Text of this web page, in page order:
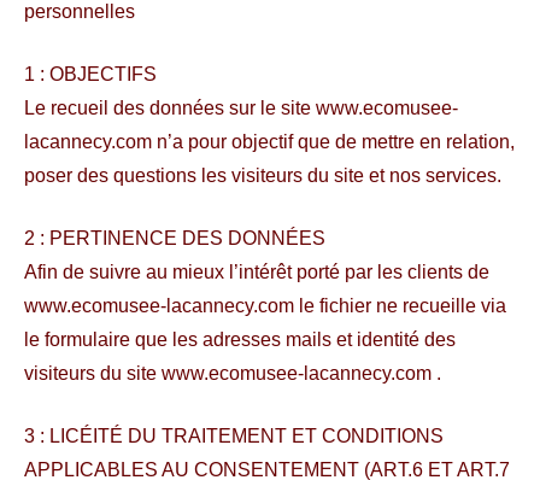
personnelles
1 : OBJECTIFS
Le recueil des données sur le site www.ecomusee-
lacannecy.com n’a pour objectif que de mettre en relation,
poser des questions les visiteurs du site et nos services.
2 : PERTINENCE DES DONNÉES
Afin de suivre au mieux l’intérêt porté par les clients de
www.ecomusee-lacannecy.com le fichier ne recueille via
le formulaire que les adresses mails et identité des
visiteurs du site www.ecomusee-lacannecy.com .
3 : LICÉITÉ DU TRAITEMENT ET CONDITIONS
APPLICABLES AU CONSENTEMENT (ART.6 ET ART.7